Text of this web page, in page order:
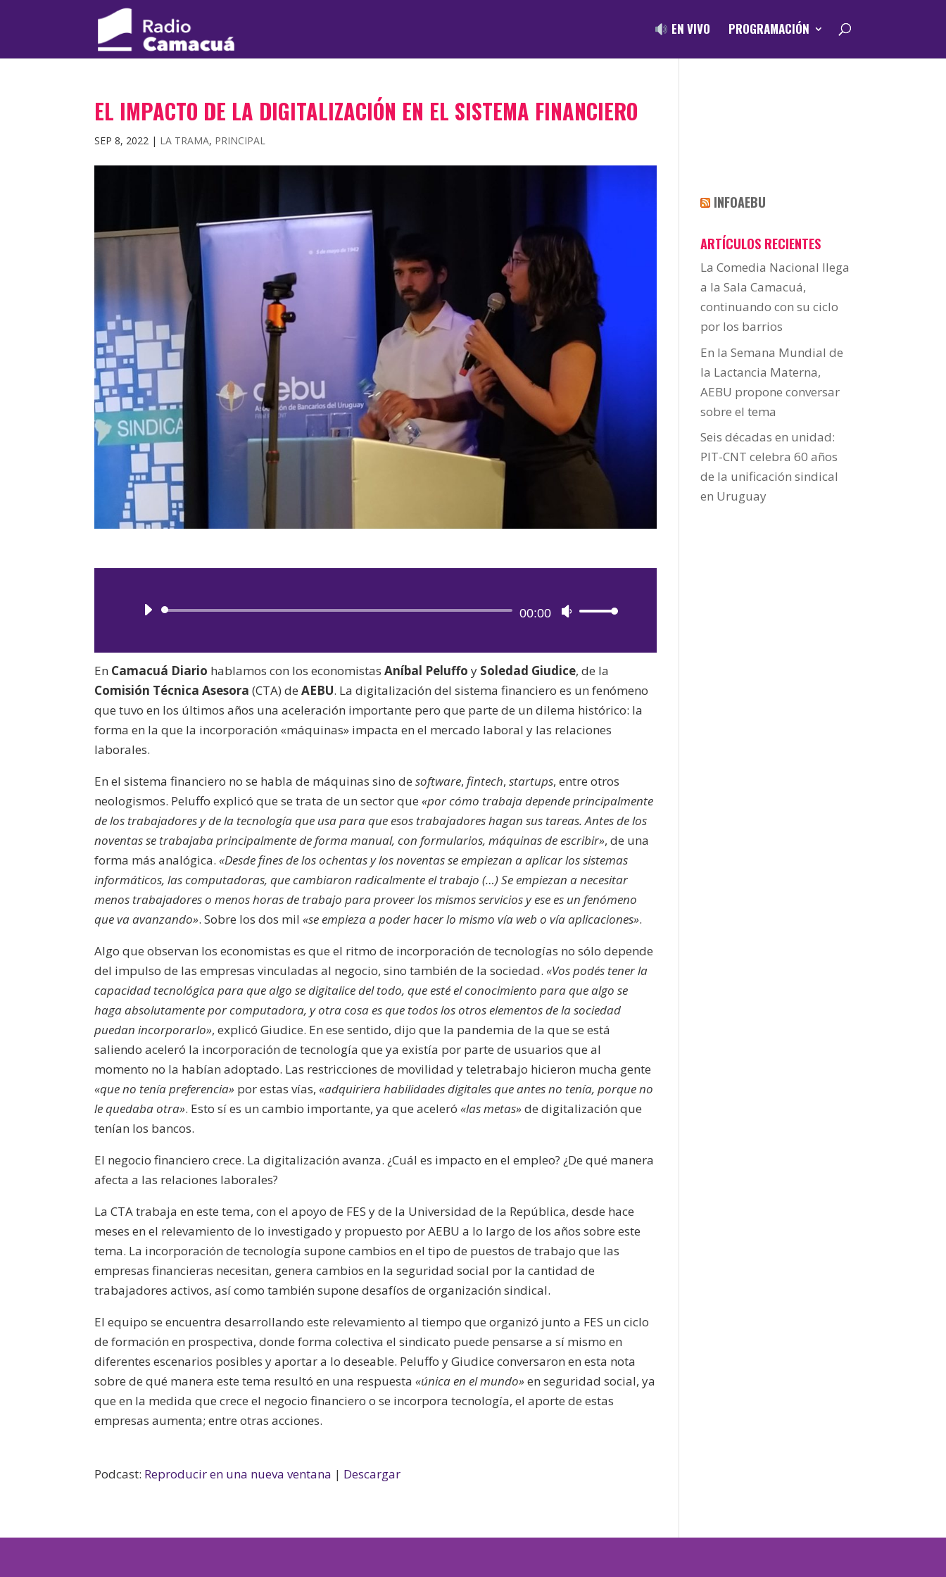
EN VIVO PROGRAMACIÓN
EL IMPACTO DE LA DIGITALIZACIÓN EN EL SISTEMA FINANCIERO
SEP 8, 2022 | LA TRAMA, PRINCIPAL
Reproductor
audio
00:00
Utiliza
teclas
de
flecha
arriba/abajo
para
el
En Camacuá Diario hablamos con los economistasAníbal Peluffo y Soledad Giudice, de la
Comisión Técnica Asesora (CTA) deAEBU. La digitalización del sistema financiero es un fenómeno
que tuvo en los últimos años una aceleración importante pero que parte de un dilema histórico: la
forma en la que la incorporación «máquinas» impacta en el mercado laboral y las relaciones
laborales.
En el sistema financiero no se habla de máquinas sino desoftware,fintech,startups, entre otros
neologismos. Peluffo explicó que se trata de un sector que«por cómo trabaja depende principalmente
de los trabajadores y de la tecnología que usa para que esos trabajadores hagan sus tareas. Antes de los
noventas se trabajaba principalmente de forma manual, con formularios, máquinas de escribir», de una
forma más analógica.«Desde fines de los ochentas y los noventas se empiezan a aplicar los sistemas
informáticos, las computadoras, que cambiaron radicalmente el trabajo (…) Se empiezan a necesitar
menos trabajadores o menos horas de trabajo para proveer los mismos servicios y ese es un fenómeno
que va avanzando». Sobre los dos mil«se empieza a poder hacer lo mismo vía web o vía aplicaciones».
Algo que observan los economistas es que el ritmo de incorporación de tecnologías no sólo depende
del impulso de las empresas vinculadas al negocio, sino también de la sociedad.«Vos podés tener la
capacidad tecnológica para que algo se digitalice del todo, que esté el conocimiento para que algo se
haga absolutamente por computadora, y otra cosa es que todos los otros elementos de la sociedad
puedan incorporarlo», explicó Giudice. En ese sentido, dijo que la pandemia de la que se está
saliendo aceleró la incorporación de tecnología que ya existía por parte de usuarios que al
momento no la habían adoptado. Las restricciones de movilidad y teletrabajo hicieron mucha gente
«que no tenía preferencia» por estas vías,«adquiriera habilidades digitales que antes no tenía, porque no
le quedaba otra». Esto sí es un cambio importante, ya que aceleró«las metas»de digitalización que
tenían los bancos.
El negocio financiero crece. La digitalización avanza. ¿Cuál es impacto en el empleo? ¿De qué manera
afecta a las relaciones laborales?
La CTA trabaja en este tema, con el apoyo de FES y de la Universidad de la República, desde hace
meses en el relevamiento de lo investigado y propuesto por AEBU a lo largo de los años sobre este
tema. La incorporación de tecnología supone cambios en el tipo de puestos de trabajo que las
empresas financieras necesitan, genera cambios en la seguridad social por la cantidad de
trabajadores activos, así como también supone desafíos de organización sindical.
El equipo se encuentra desarrollando este relevamiento al tiempo que organizó junto a FES un ciclo
de formación en prospectiva, donde forma colectiva el sindicato puede pensarse a sí mismo en
diferentes escenarios posibles y aportar a lo deseable. Peluffo y Giudice conversaron en esta nota
sobre de qué manera este tema resultó en una respuesta«única en el mundo»en seguridad social, ya
que en la medida que crece el negocio financiero o se incorpora tecnología, el aporte de estas
empresas aumenta; entre otras acciones.
Podcast: Reproducir en una nueva ventana | Descargar
INFOAEBU
ARTÍCULOS RECIENTES
La Comedia Nacional llega
a la Sala Camacuá,
continuando con su ciclo
por los barrios
En la Semana Mundial de
la Lactancia Materna,
AEBU propone conversar
sobre el tema
Seis décadas en unidad:
PIT-CNT celebra 60 años
de la unificación sindical
en Uruguay